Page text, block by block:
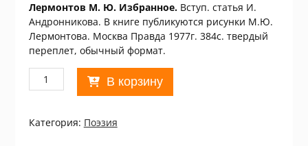
Лермонтов М. Ю. Избранное. Вступ. статья И.
Андронникова. В книге публикуются рисунки М.Ю.
Лермонтова. Москва Правда 1977г. 384с. твердый
переплет, обычный формат.
Количество
товара
В корзину
Категория: Поэзия